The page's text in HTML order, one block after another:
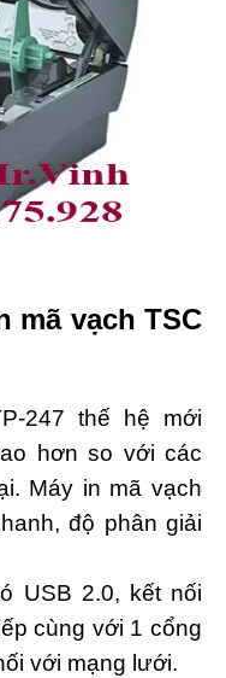
mã vạch TSC
247 thế hệ mới
hơn so với các
Máy in mã vạch
độ phân giải
USB 2.0, kết nối
cùng với 1 cổng
với mạng lưới.